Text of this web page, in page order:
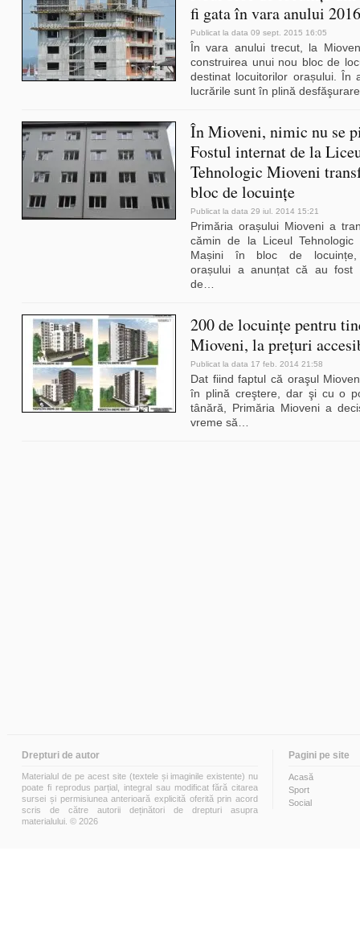
fi gata în vara anului
Publicat la data 09 sept. 2015 16:05
În vara anului trecut, la
construirea unui nou bloc de
destinat locuitorilor orașului. În
lucrările sunt în plină
În Mioveni, nimic nu se
Fostul internat de la
Tehnologic Mioveni
bloc de locuințe
Publicat la data 29 iul. 2014 15:21
Primăria orașului Mioveni a
cămin de la Liceul Tehnologic
Mașini în bloc de locuințe,
orașului a anunțat că au fost
de
200 de locuinţe pentru
Mioveni, la preţuri
Publicat la data 17 feb. 2014 21:58
Dat fiind faptul că oraşul
în plină creştere, dar şi cu o
tânără, Primăria Mioveni a
vreme să
Drepturi de autor
Materialul de pe acest site (textele și imaginile existente) nu
poate fi reprodus parțial, integral sau modificat fără citarea
sursei și permisiunea anterioară explicită oferită prin acord
scris de către autorii deținători de drepturi asupra
materialului. © 2026
Pagini pe site
Acasă
Sport
Social